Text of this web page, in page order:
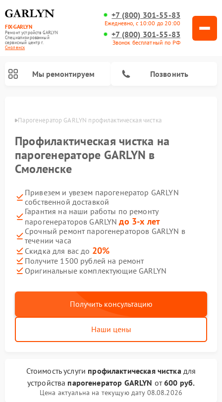
FIX-GARLYN
Ремонт устройств GARLYN
Специализированный
cервисный центр г.
Смоленск
+7 (800) 301-55-83
Ежедневно, с 10:00 до 20:00
+7 (800) 301-55-83
Звонок бесплатный по РФ
Мы ремонтируем Позвонить
Парогенератор GARLYN профилактическая чистка
Профилактическая чистка на
парогенераторе GARLYN в
Смоленске
Привезем и увезем парогенератор GARLYN
собственной доставкой
Гарантия на наши работы по ремонту
парогенераторов GARLYNдо 3-х лет
Срочный ремонт парогенераторов GARLYN в
течении часа
Скидка для вас до 20%
Получите 1500 рублей на ремонт
Оригинальные комплектующие GARLYN
Получить консультацию
Наши цены
Стоимость услуги профилактическая чисткадля
устройства парогенератор GARLYN от600 руб.
Цена актуальна на текущую дату 08.08.2026